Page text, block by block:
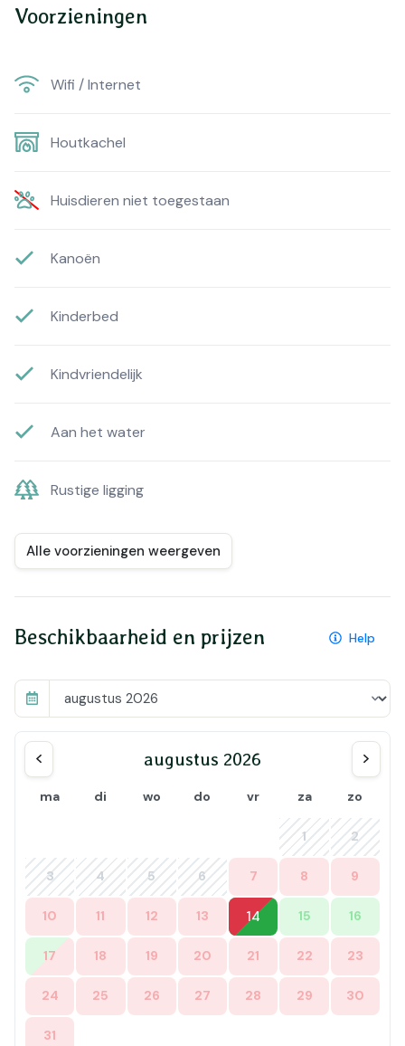
Voorzieningen
Wifi / Internet
Houtkachel
Huisdieren niet toegestaan
Kanoën
Kinderbed
Kindvriendelijk
Aan het water
Rustige ligging
Alle voorzieningen weergeven
Beschikbaarheid en prijzen Help
augustus 2026
ma di wo do vr za zo
1 2
3 4 5 6 7 8 9
10 11 12 13 14 15 16
17 18 19 20 21 22 23
24 25 26 27 28 29 30
31